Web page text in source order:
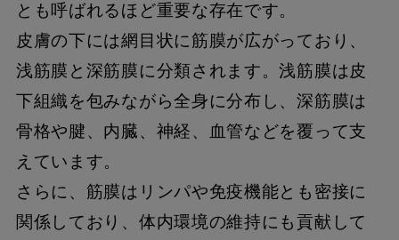
とも呼ばれるほど重要な存在です。
皮膚の下には網目状に筋膜が広がっており、
浅筋膜と深筋膜に分類されます。浅筋膜は皮
下組織を包みながら全身に分布し、深筋膜は
骨格や腱、内臓、神経、血管などを覆って支
えています。
さらに、筋膜はリンパや免疫機能とも密接に
関係しており、体内環境の維持にも貢献して